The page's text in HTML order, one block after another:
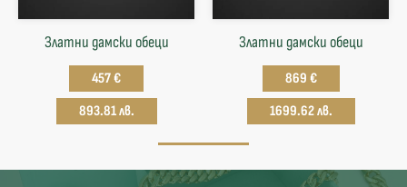
Златни дамски обеци
457 €
893.81 лв.
Златни дамски обеци
869 €
1699.62 лв.